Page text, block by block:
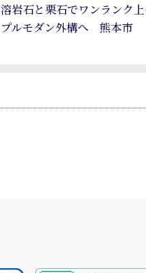
溶岩石と栗石でワンランク
プルモダン外構へ 熊本市